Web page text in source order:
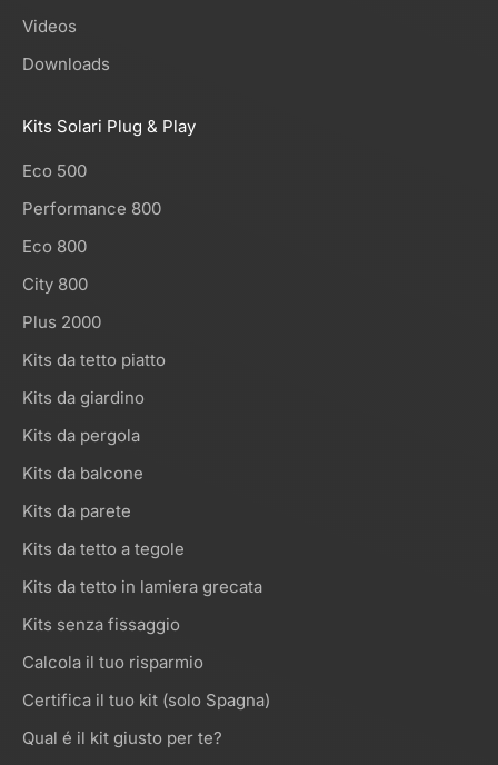
Videos
Downloads
Kits Solari Plug & Play
Eco 500
Performance 800
Eco 800
City 800
Plus 2000
Kits da tetto piatto
Kits da giardino
Kits da pergola
Kits da balcone
Kits da parete
Kits da tetto a tegole
Kits da tetto in lamiera grecata
Kits senza fissaggio
Calcola il tuo risparmio
Certifica il tuo kit (solo Spagna)
Qual é il kit giusto per te?